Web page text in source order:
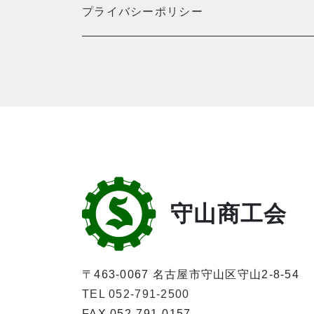
プライバシーポリシー
守山商工会
〒463-0067 名古屋市守山区守山2-8-54
TEL 052-791-2500